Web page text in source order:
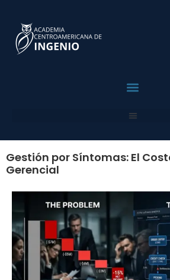
Gestión por Síntomas: El
Gerencial